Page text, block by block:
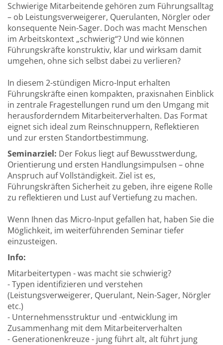
Schwierige Mitarbeitende gehören zum Führungsalltag
– ob Leistungsverweigerer, Querulanten, Nörgler oder
konsequente Nein-Sager. Doch was macht Menschen
im Arbeitskontext „schwierig“? Und wie können
Führungskräfte konstruktiv, klar und wirksam damit
umgehen, ohne sich selbst dabei zu verlieren?
In diesem 2-stündigen Micro-Input erhalten
Führungskräfte einen kompakten, praxisnahen Einblick
in zentrale Fragestellungen rund um den Umgang mit
herausforderndem Mitarbeiterverhalten. Das Format
eignet sich ideal zum Reinschnuppern, Reflektieren
und zur ersten Standortbestimmung.
Seminarziel: Der Fokus liegt auf Bewusstwerdung,
Orientierung und ersten Handlungsimpulsen – ohne
Anspruch auf Vollständigkeit. Ziel ist es,
Führungskräften Sicherheit zu geben, ihre eigene Rolle
zu reflektieren und Lust auf Vertiefung zu machen.
Wenn Ihnen das Micro-Input gefallen hat, haben Sie die
Möglichkeit, im weiterführenden Seminar tiefer
einzusteigen.
Info:
Mitarbeitertypen - was macht sie schwierig?
- Typen identifizieren und verstehen
(Leistungsverweigerer, Querulant, Nein-Sager, Nörgler
etc.)
- Unternehmensstruktur und -entwicklung im
Zusammenhang mit dem Mitarbeiterverhalten
- Generationenkreuze - jung führt alt, alt führt jung